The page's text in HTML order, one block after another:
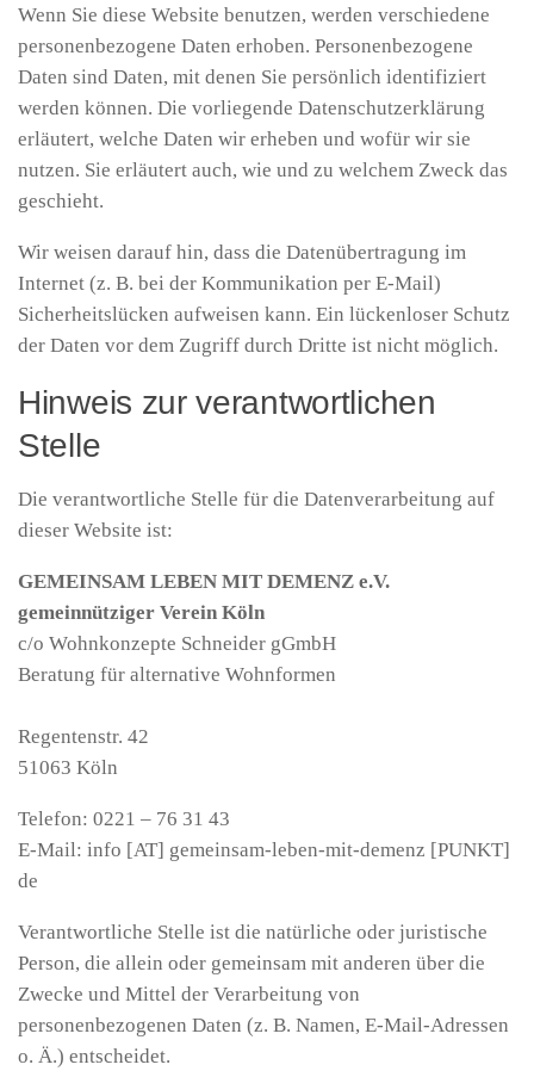
Wenn Sie diese Website benutzen, werden verschiedene
personenbezogene Daten erhoben. Personenbezogene
Daten sind Daten, mit denen Sie persönlich identifiziert
werden können. Die vorliegende Datenschutzerklärung
erläutert, welche Daten wir erheben und wofür wir sie
nutzen. Sie erläutert auch, wie und zu welchem Zweck das
geschieht.
Wir weisen darauf hin, dass die Datenübertragung im
Internet (z. B. bei der Kommunikation per E-Mail)
Sicherheitslücken aufweisen kann. Ein lückenloser Schutz
der Daten vor dem Zugriff durch Dritte ist nicht möglich.
Hinweis zur verantwortlichen
Stelle
Die verantwortliche Stelle für die Datenverarbeitung auf
dieser Website ist:
GEMEINSAM LEBEN MIT DEMENZ e.V.
gemeinnütziger Verein Köln
c/o Wohnkonzepte Schneider gGmbH
Beratung für alternative Wohnformen
Regentenstr. 42
51063 Köln
Telefon: 0221 – 76 31 43
E-Mail: info [AT] gemeinsam-leben-mit-demenz [PUNKT]
de
Verantwortliche Stelle ist die natürliche oder juristische
Person, die allein oder gemeinsam mit anderen über die
Zwecke und Mittel der Verarbeitung von
personenbezogenen Daten (z. B. Namen, E-Mail-Adressen
o. Ä.) entscheidet.